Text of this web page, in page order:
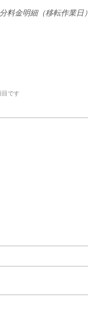
料金明細（移転作業日）
目です